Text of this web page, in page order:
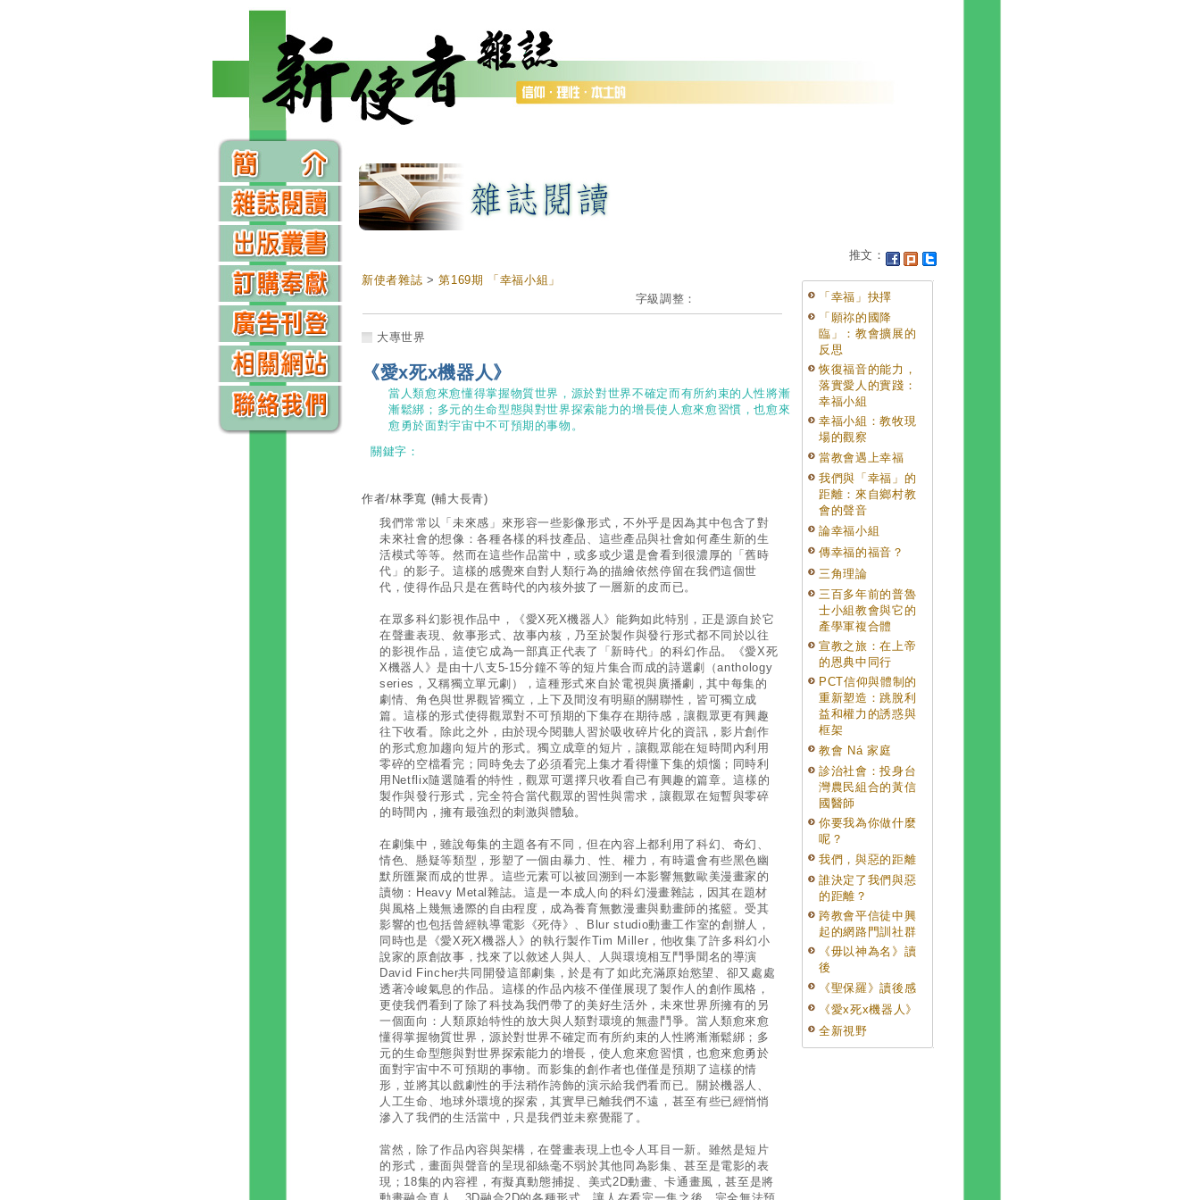
推文：
新使者雜誌 >第169期 「幸福小組」
字級調整：
大專世界
《愛x死x機器人》
當人類愈來愈懂得掌握物質世界，源於對世界不確定而有所約束的人性將漸
漸鬆綁；多元的生命型態與對世界探索能力的增長使人愈來愈習慣，也愈來
愈勇於面對宇宙中不可預期的事物。
關鍵字：
作者/林季寬 (輔大長青)
我們常常以「未來感」來形容一些影像形式，不外乎是因為其中包含了對
未來社會的想像：各種各樣的科技產品、這些產品與社會如何產生新的生
活模式等等。然而在這些作品當中，或多或少還是會看到很濃厚的「舊時
代」的影子。這樣的感覺來自對人類行為的描繪依然停留在我們這個世
代，使得作品只是在舊時代的內核外披了一層新的皮而已。
在眾多科幻影視作品中，《愛X死X機器人》能夠如此特別，正是源自於它
在聲畫表現、敘事形式、故事內核，乃至於製作與發行形式都不同於以往
的影視作品，這使它成為一部真正代表了「新時代」的科幻作品。《愛X死
X機器人》是由十八支5-15分鐘不等的短片集合而成的詩選劇（anthology
series，又稱獨立單元劇），這種形式來自於電視與廣播劇，其中每集的
劇情、角色與世界觀皆獨立，上下及間沒有明顯的關聯性，皆可獨立成
篇。這樣的形式使得觀眾對不可預期的下集存在期待感，讓觀眾更有興趣
往下收看。除此之外，由於現今閱聽人習於吸收碎片化的資訊，影片創作
的形式愈加趨向短片的形式。獨立成章的短片，讓觀眾能在短時間內利用
零碎的空檔看完；同時免去了必須看完上集才看得懂下集的煩惱；同時利
用Netflix隨選隨看的特性，觀眾可選擇只收看自己有興趣的篇章。這樣的
製作與發行形式，完全符合當代觀眾的習性與需求，讓觀眾在短暫與零碎
的時間內，擁有最強烈的刺激與體驗。
在劇集中，雖說每集的主題各有不同，但在內容上都利用了科幻、奇幻、
情色、懸疑等類型，形塑了一個由暴力、性、權力，有時還會有些黑色幽
默所匯聚而成的世界。這些元素可以被回溯到一本影響無數歐美漫畫家的
讀物：Heavy Metal雜誌。這是一本成人向的科幻漫畫雜誌，因其在題材
與風格上幾無邊際的自由程度，成為養育無數漫畫與動畫師的搖籃。受其
影響的也包括曾經執導電影《死侍》、Blur studio動畫工作室的創辦人，
同時也是《愛X死X機器人》的執行製作Tim Miller，他收集了許多科幻小
說家的原創故事，找來了以敘述人與人、人與環境相互鬥爭聞名的導演
David Fincher共同開發這部劇集，於是有了如此充滿原始慾望、卻又處處
透著冷峻氣息的作品。這樣的作品內核不僅僅展現了製作人的創作風格，
更使我們看到了除了科技為我們帶了的美好生活外，未來世界所擁有的另
一個面向：人類原始特性的放大與人類對環境的無盡鬥爭。當人類愈來愈
懂得掌握物質世界，源於對世界不確定而有所約束的人性將漸漸鬆綁；多
元的生命型態與對世界探索能力的增長，使人愈來愈習慣，也愈來愈勇於
面對宇宙中不可預期的事物。而影集的創作者也僅僅是預期了這樣的情
形，並將其以戲劇性的手法稍作誇飾的演示給我們看而已。關於機器人、
人工生命、地球外環境的探索，其實早已離我們不遠，甚至有些已經悄悄
滲入了我們的生活當中，只是我們並未察覺罷了。
當然，除了作品內容與架構，在聲畫表現上也令人耳目一新。雖然是短片
的形式，畫面與聲音的呈現卻絲毫不弱於其他同為影集、甚至是電影的表
現；18集的內容裡，有擬真動態捕捉、美式2D動畫、卡通畫風，甚至是將
「幸福」抉擇
「願祢的國降
臨」：教會擴展的
反思
恢復福音的能力，
落實愛人的實踐：
幸福小組
幸福小組：教牧現
場的觀察
當教會遇上幸福
我們與「幸福」的
距離：來自鄉村教
會的聲音
論幸福小組
傳幸福的福音？
三角理論
三百多年前的普魯
士小組教會與它的
產學軍複合體
宣教之旅：在上帝
的恩典中同行
PCT信仰與體制的
重新塑造：跳脫利
益和權力的誘惑與
框架
教會 Ná 家庭
診治社會：投身台
灣農民組合的黃信
國醫師
你要我為你做什麼
呢？
我們，與惡的距離
誰決定了我們與惡
的距離？
跨教會平信徒中興
起的網路門訓社群
《毋以神為名》讀
後
《聖保羅》讀後感
《愛x死x機器人》
全新視野